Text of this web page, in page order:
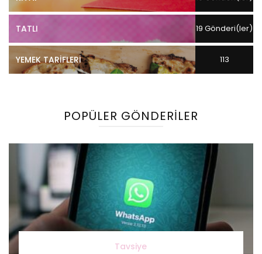
TATLI 19 Gönderi(ler)
YEMEK TARIFLERI 113
POPÜLER GÖNDERILER
Tavsiye